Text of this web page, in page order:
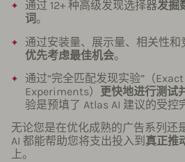
通过 12+ 种高级发现选择器发掘
词 。
通过安装量、展示量、相关性和
优先考虑最佳机会。
通过“完全匹配发现实验”（
Experiments） 更快地进行测试
验是预填了 Atlas AI 建议的受控
无论您是在优化成熟的广告系列还
AI 都能帮助您将支出投入到 真正推
上。